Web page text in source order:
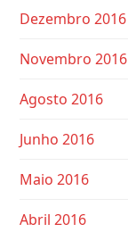
Dezembro 2016
Novembro 2016
Agosto 2016
Junho 2016
Maio 2016
Abril 2016